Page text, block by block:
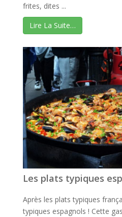
frites, dites ...
Lire La Suite…
Les plats typiques
Après les plats typiques
typiques espagnols ! Cette